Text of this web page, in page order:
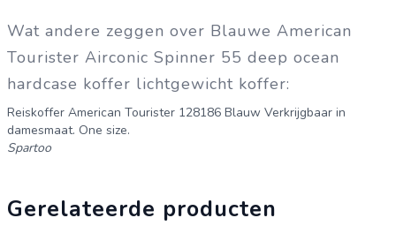
Wat andere zeggen over Blauwe American
Tourister Airconic Spinner 55 deep ocean
hardcase koffer lichtgewicht koffer:
Reiskoffer American Tourister 128186 Blauw Verkrijgbaar in
damesmaat. One size.
Spartoo
Gerelateerde producten